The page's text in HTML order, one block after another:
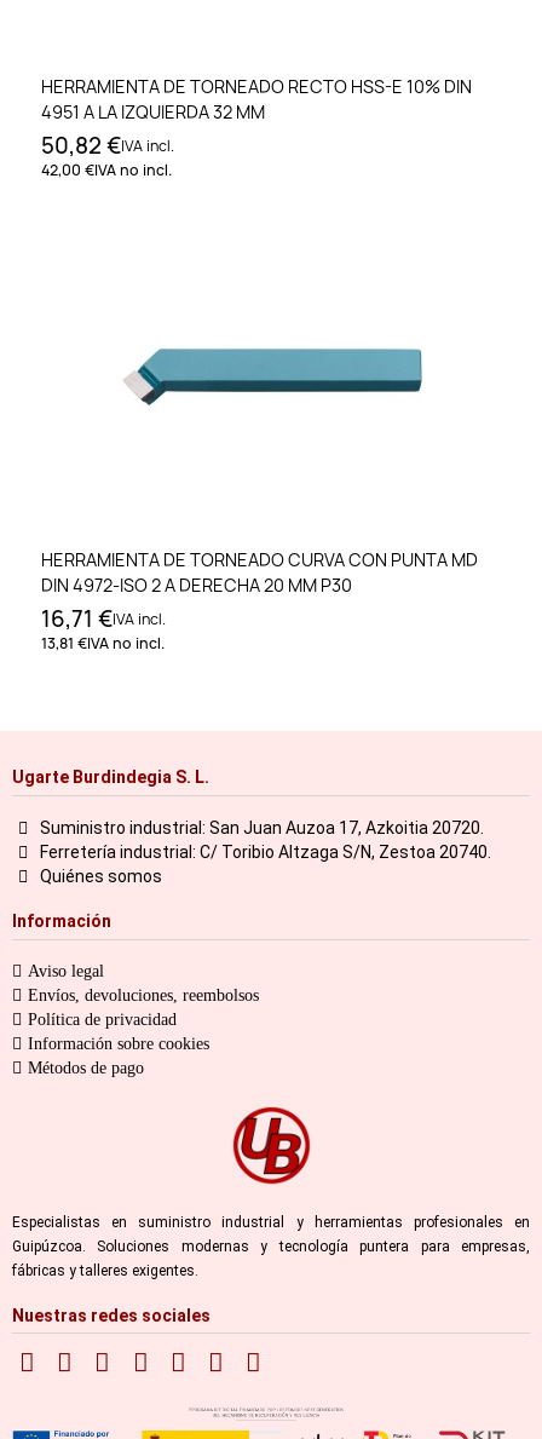
HERRAMIENTA DE TORNEADO RECTO HSS-E 10% DIN
4951 A LA IZQUIERDA 32 MM
50,82 €IVA incl.
42,00 €IVA no incl.
HERRAMIENTA DE TORNEADO CURVA CON PUNTA MD
DIN 4972-ISO 2 A DERECHA 20 MM P30
16,71 €IVA incl.
13,81 €IVA no incl.
Ugarte Burdindegia S. L.
Suministro industrial: San Juan Auzoa 17, Azkoitia 20720.
Ferretería industrial: C/ Toribio Altzaga S/N, Zestoa 20740.
Quiénes somos
Información
Aviso legal
Envíos, devoluciones, reembolsos
Política de privacidad
Información sobre cookies
Métodos de pago
Especialistas en suministro industrial y herramientas profesionales en
Guipúzcoa. Soluciones modernas y tecnología puntera para empresas,
fábricas y talleres exigentes.
Nuestras redes sociales